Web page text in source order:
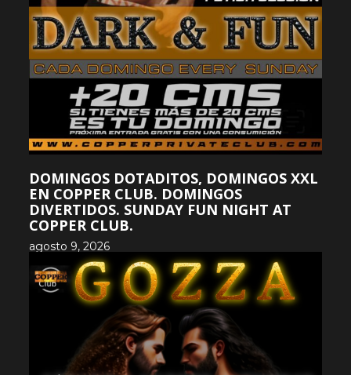
DOMINGOS DOTADITOS, DOMINGOS XXL
EN COPPER CLUB. DOMINGOS
DIVERTIDOS. SUNDAY FUN NIGHT AT
COPPER CLUB.
agosto 9, 2026